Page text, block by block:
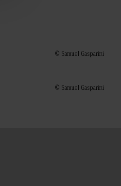
© Samuel Gasparini
© Samuel Gasparini